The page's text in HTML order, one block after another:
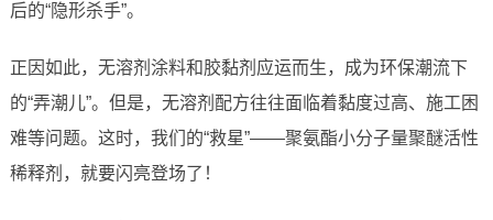
后的“隐形杀手”。
正因如此，无溶剂涂料和胶黏剂应运而生，成为环保潮流下
的“弄潮儿”。但是，无溶剂配方往往面临着黏度过高、施工困
难等问题。这时，我们的“救星”——聚氨酯小分子量聚醚活性
稀释剂，就要闪亮登场了！